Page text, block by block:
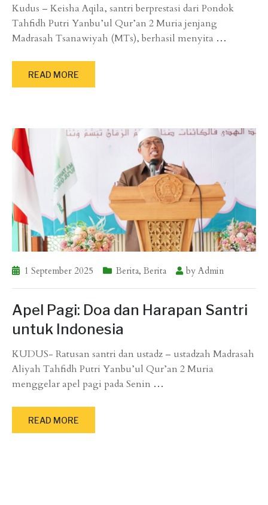
Kudus – Keisha Aqila, santri berprestasi dari Pondok
Tahfidh Putri Yanbu’ul Qur’an 2 Muria jenjang
Madrasah Tsanawiyah (MTs), berhasil menyita …
READ MORE
1 September 2025 Berita, Berita by Admin
Apel Pagi: Doa dan Harapan Santri
untuk Indonesia
KUDUS- Ratusan santri dan ustadz – ustadzah Madrasah
Aliyah Tahfidh Putri Yanbu’ul Qur’an 2 Muria
menggelar apel pagi pada Senin …
READ MORE